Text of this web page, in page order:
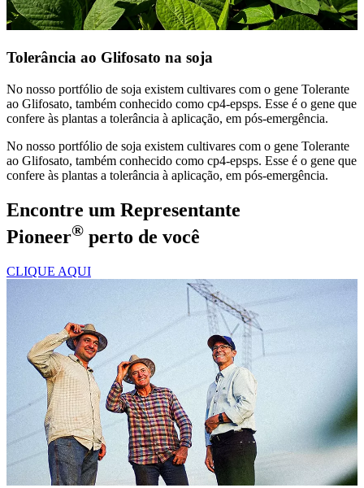
Tolerância ao Glifosato na soja
No nosso portfólio de soja existem cultivares com o gene Tolerante
ao Glifosato, também conhecido como cp4-epsps. Esse é o gene que
confere às plantas a tolerância à aplicação, em pós-emergência.
No nosso portfólio de soja existem cultivares com o gene Tolerante
ao Glifosato, também conhecido como cp4-epsps. Esse é o gene que
confere às plantas a tolerância à aplicação, em pós-emergência.
Encontre um Representante
Pioneer® perto de você
CLIQUE AQUI